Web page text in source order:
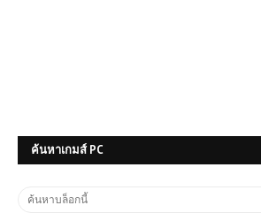
ค้นหาเกมส์ PC